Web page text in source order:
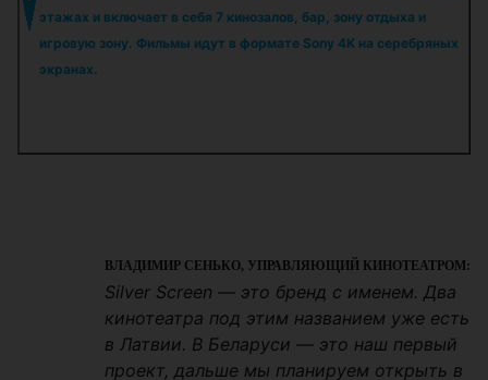
этажах и включает в себя 7 кинозалов, бар, зону отдыха и
игровую зону. Фильмы идут в формате Sony 4K на серебряных
экранах.
ВЛАДИМИР СЕНЬКО, УПРАВЛЯЮЩИЙ КИНОТЕАТРОМ:
Silver Screen — это бренд с именем. Два
кинотеатра под этим названием уже есть
в Латвии. В Беларуси — это наш первый
проект, дальше мы планируем открыть в